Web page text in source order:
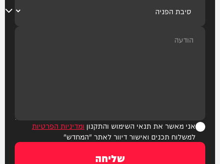
אני מאשר את תנאי השימוש והתקנון ומדיניות הפרטיות
למשלוח תכנים ואישור דיוור לאתר "המחדש"
שליחה